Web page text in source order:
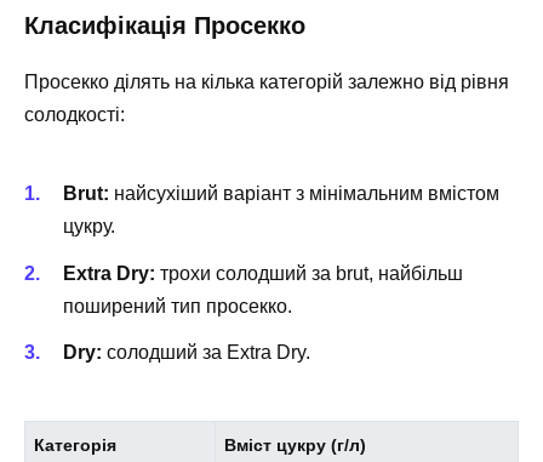
Класифікація Просекко
Просекко ділять на кілька категорій залежно від рівня
солодкості:
Brut: найсухіший варіант з мінімальним вмістом
цукру.
Extra Dry: трохи солодший за brut, найбільш
поширений тип просекко.
Dry: солодший за Extra Dry.
Категорія Вміст цукру (г/л)